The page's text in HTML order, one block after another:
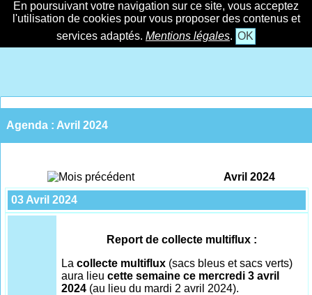
En poursuivant votre navigation sur ce site, vous acceptez
l'utilisation de cookies pour vous proposer des contenus et
services adaptés. Mentions légales. OK
Agenda : Avril 2024
Avril 2024
03 Avril 2024
Report de collecte multiflux :
La collecte multiflux (sacs bleus et sacs verts)
aura lieu cette semaine ce mercredi 3 avril
2024 (au lieu du mardi 2 avril 2024).